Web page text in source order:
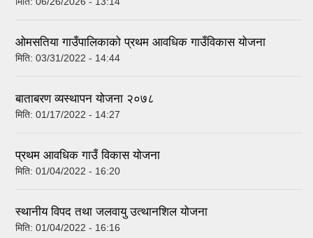
ओमसतिया गाउँपालिकाको प्रथम आवधिक गाउँविकास योजना
मिति: 03/31/2022 - 14:44
बाताबरण व्यस्थापन योजना २०७८
मिति: 01/17/2022 - 14:27
प्रथम आवधिक गाउँ विकास योजना
मिति: 01/04/2022 - 16:20
स्थानीय विपद तथा जलवायु उत्थानशिल योजना
मिति: 01/04/2022 - 16:16